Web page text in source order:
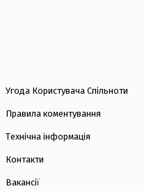
Угода Користувача Спільноти
Правила коментування
Технічна інформація
Контакти
Вакансії